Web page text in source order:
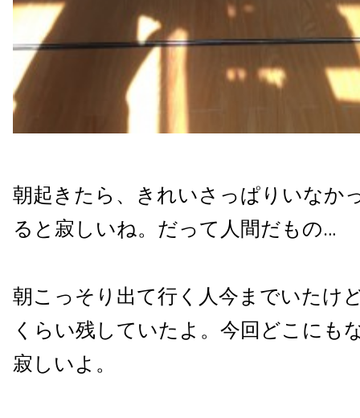
朝起きたら、きれいさっぱりいなか
ると寂しいね。だって人間だもの…
朝こっそり出て行く人今までいたけ
くらい残していたよ。今回どこにも
寂しいよ。